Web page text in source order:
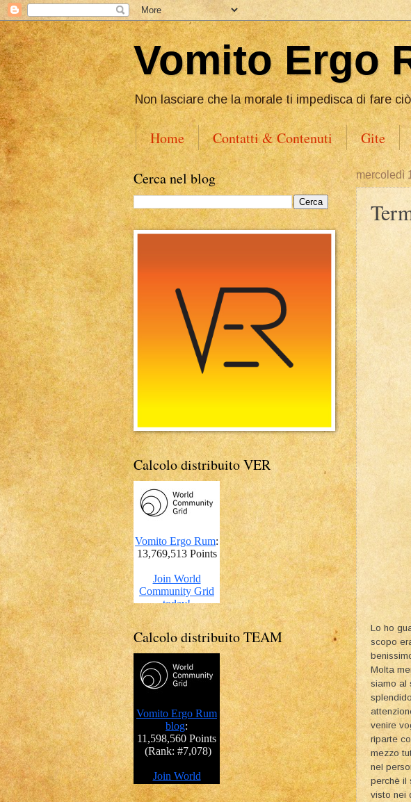
Vomito Ergo
Non lasciare che la morale ti impedisca di fare
Home Contatti & Contenuti Gite
mercoledì
Lo ho
scopo
Molta
siamo al
venire
riparte
mezzo
nel
perchè il
visto nei
Cerca nel blog
Calcolo distribuito VER
Calcolo distribuito TEAM